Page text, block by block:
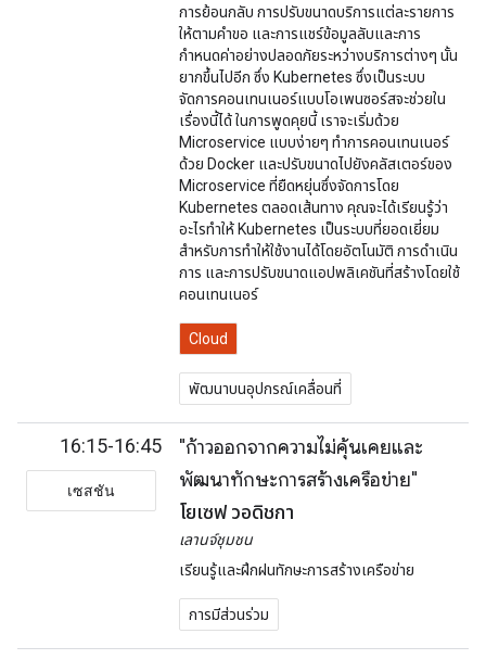
การย้อนกลับ การปรับขนาดบริการแต่ละรายการ
ให้ตามคำขอ และการแชร์ข้อมูลลับและการ
กำหนดค่าอย่างปลอดภัยระหว่างบริการต่างๆ นั้น
ยากขึ้นไปอีก ซึ่ง Kubernetes ซึ่งเป็นระบบ
จัดการคอนเทนเนอร์แบบโอเพนซอร์สจะช่วยใน
เรื่องนี้ได้ ในการพูดคุยนี้ เราจะเริ่มด้วย
Microservice แบบง่ายๆ ทำการคอนเทนเนอร์
ด้วย Docker และปรับขนาดไปยังคลัสเตอร์ของ
Microservice ที่ยืดหยุ่นซึ่งจัดการโดย
Kubernetes ตลอดเส้นทาง คุณจะได้เรียนรู้ว่า
อะไรทำให้ Kubernetes เป็นระบบที่ยอดเยี่ยม
สำหรับการทำให้ใช้งานได้โดยอัตโนมัติ การดำเนิน
การ และการปรับขนาดแอปพลิเคชันที่สร้างโดยใช้
คอนเทนเนอร์
Cloud
พัฒนาบนอุปกรณ์เคลื่อนที่
16:15-16:45
เซสชัน
"ก้าวออกจากความไม่คุ้นเคยและ
พัฒนาทักษะการสร้างเครือข่าย"
โยเซฟ วอดิชกา
เลานจ์ชุมชน
เรียนรู้และฝึกฝนทักษะการสร้างเครือข่าย
การมีส่วนร่วม